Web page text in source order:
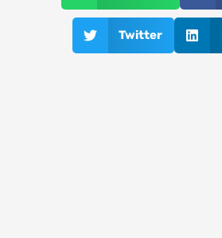
Twitter